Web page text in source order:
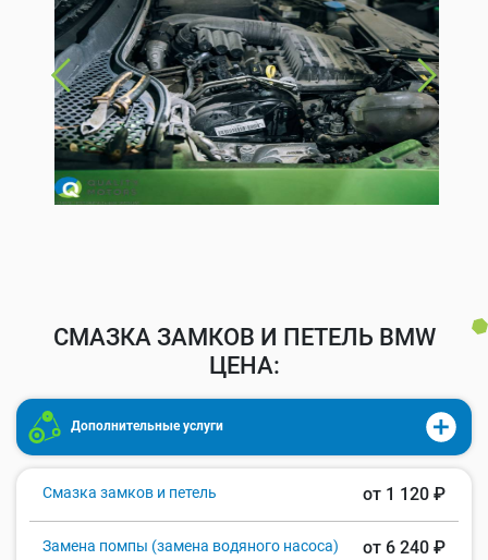
СМАЗКА ЗАМКОВ И ПЕТЕЛЬ BMW
ЦЕНА:
Дополнительные услуги
Смазка замков и петель от 1 120 ₽
Замена помпы (замена водяного насоса) от 6 240 ₽